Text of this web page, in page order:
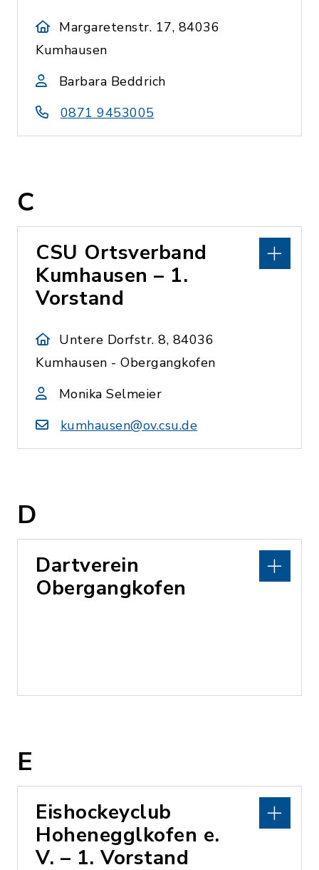
Margaretenstr. 17, 84036
Kumhausen
Barbara Beddrich
0871 9453005
C
CSU Ortsverband
Kumhausen – 1.
Vorstand
Untere Dorfstr. 8, 84036
Kumhausen - Obergangkofen
Monika Selmeier
kumhausen@ov.csu.de
D
Dartverein
Obergangkofen
E
Eishockeyclub
Hohenegglkofen e.
V. – 1. Vorstand